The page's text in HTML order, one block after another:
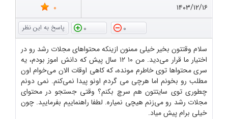
۱۴۰۳/۱۲/۱۶
0
0
0
سلام وقتتون بخیر خیلی ممنون ازینکه محتواهای مجلات رشد رو در
اختیار ما قرار می‌دید. من ۱۰ ۱۲ سال پیش که دانش اموز بودم، یه
سری محتواها توی خاطرم مونده، که کاهی اوقات الان می‌خوام اون
مطلب رو بخونم اما هرچی می گردم اونو پیدا نمی‌کنم. نمی دونم
چطوری توی سایتتون هم سرچ بکنم؟ وقتی جستجو در محتوای
مجلات رشد رو می‌زنم هیچی نمیاره. لطفا راهنماییم بفرمایید. چون
خیلی برام پیش میاد.